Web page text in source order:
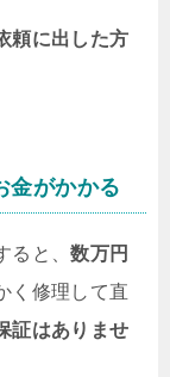
頼に出した方
金がかかる
ると、数万円
く修理して直
証はありませ